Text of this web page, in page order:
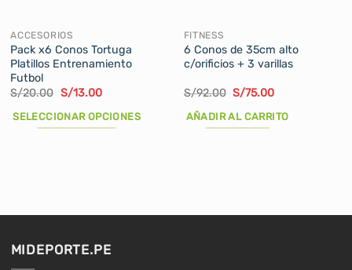
ACCESORIOS
Pack x6 Conos Tortuga
Platillos Entrenamiento
Futbol
S/20.00 El
original
era:
S/13.00El
actual
es:
SELECCIONAR OPCIONES
se
FITNESS
6 Conos de 35cm alto
c/orificios + 3 varillas
S/92.00 El
original
era:
S/75.00El
actual
AÑADIR AL CARRITO
MIDEPORTE.PE